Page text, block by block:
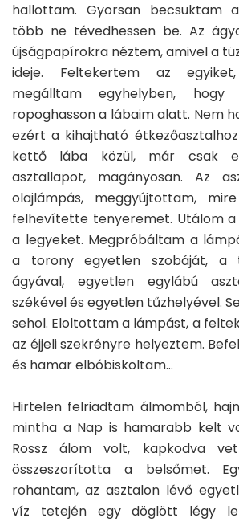
hallottam. Gyorsan becsuktam
több ne tévedhessen be. Az
újságpapírokra néztem, amivel a
ideje. Feltekertem az
megálltam egyhelyben,
ropoghasson a lábaim alatt. Nem
ezért a kihajtható
kettő lába közül, már csak
asztallapot, magányosan. Az
olajlámpás, meggyújtottam,
felhevítette tenyeremet. Utálom
a legyeket. Megpróbáltam a
a torony egyetlen szobáját, a
ágyával, egyetlen egylábú
székével és egyetlen tűzhelyével.
sehol. Eloltottam a lámpást, a
az éjjeli szekrényre helyeztem.
és hamar elbóbiskoltam…
Hirtelen felriadtam álmomból,
mintha a Nap is hamarabb kelt
Rossz álom volt, kapkodva
összeszorította a belsőmet.
rohantam, az asztalon lévő
víz tetején egy döglött légy